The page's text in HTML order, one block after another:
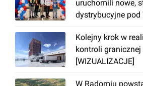
uruchomili nowe,
dystrybucyjne pod
Kolejny krok w
kontroli
[WIZUALIZACJE]
W Radomiu